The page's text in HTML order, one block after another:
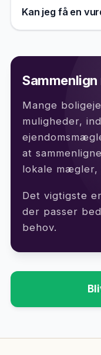
Kan jeg få en
Mange
muligheder,
at
lokale mægler,
Det vigtigste
der passer
behov.